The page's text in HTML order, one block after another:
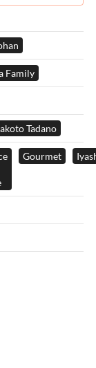
Family
Tadano
Gourmet